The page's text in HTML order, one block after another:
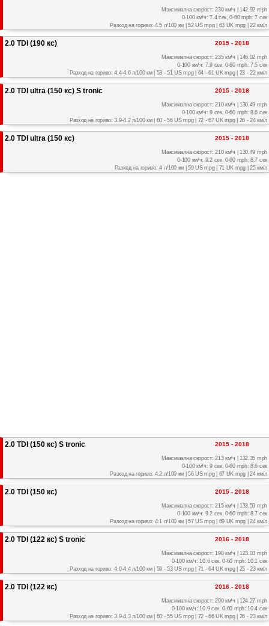
Максимална скорост: 230 км/ч | 142.92 mph
0-100 км/ч: 7.4 сек, 0-60 mph: 7 сек
Разход на гориво: 4.5 л/100 км | 52 US mpg | 63 UK mpg | 22 км/л
2.0 TDI (190 кс) 2015 - 2018
Максимална скорост: 235 км/ч | 146.02 mph
0-100 км/ч: 7.9 сек, 0-60 mph: 7.5 сек
Разход на гориво: 4.4-4.6 л/100 км | 53 - 51 US mpg | 64 - 61 UK mpg | 23 - 22 км/л
2.0 TDI ultra (150 кс) S tronic 2015 - 2018
Максимална скорост: 210 км/ч | 130.49 mph
0-100 км/ч: 9 сек, 0-60 mph: 8.6 сек
Разход на гориво: 3.9-4.2 л/100 км | 60 - 56 US mpg | 72 - 67 UK mpg | 26 - 24 км/л
2.0 TDI ultra (150 кс) 2015 - 2018
Максимална скорост: 210 км/ч | 130.49 mph
0-100 км/ч: 9.2 сек, 0-60 mph: 8.7 сек
Разход на гориво: 4 л/100 км | 59 US mpg | 71 UK mpg | 25 км/л
2.0 TDI (150 кс) S tronic 2015 - 2018
Максимална скорост: 213 км/ч | 132.35 mph
0-100 км/ч: 9 сек, 0-60 mph: 8.6 сек
Разход на гориво: 4.2 л/100 км | 56 US mpg | 67 UK mpg | 24 км/л
2.0 TDI (150 кс) 2015 - 2018
Максимална скорост: 215 км/ч | 133.59 mph
0-100 км/ч: 9.2 сек, 0-60 mph: 8.7 сек
Разход на гориво: 4.1 л/100 км | 57 US mpg | 69 UK mpg | 24 км/л
2.0 TDI (122 кс) S tronic 2016 - 2018
Максимална скорост: 198 км/ч | 123.03 mph
0-100 км/ч: 10.6 сек, 0-60 mph: 10.1 сек
Разход на гориво: 4.0-4.4 л/100 км | 59 - 53 US mpg | 71 - 64 UK mpg | 25 - 23 км/л
2.0 TDI (122 кс) 2016 - 2018
Максимална скорост: 200 км/ч | 124.27 mph
0-100 км/ч: 10.9 сек, 0-60 mph: 10.4 сек
Разход на гориво: 3.9-4.3 л/100 км | 60 - 55 US mpg | 72 - 66 UK mpg | 26 - 23 км/л